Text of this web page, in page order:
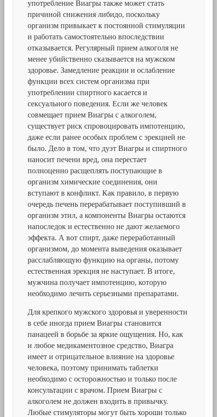
употребление Виагры также может стать
причиной снижения либидо, поскольку
организм привыкает к постоянной стимуляции
и работать самостоятельно впоследствии
отказывается. Регулярный прием алкоголя не
менее убийственно сказывается на мужском
здоровье. Замедление реакции и ослабление
функции всех систем организма при
употреблении спиртного касается и
сексуального поведения. Если же человек
совмещает прием Виагры с алкоголем,
существует риск спровоцировать импотенцию,
даже если ранее особых проблем с эрекцией не
было. Дело в том, что дуэт Виагры и спиртного
наносит печени вред, она перестает
полноценно расщеплять поступающие в
организм химические соединения, они
вступают в конфликт. Как правило, в первую
очередь печень перерабатывает поступивший в
организм этил, а компоненты Виагры остаются
напоследок и естественно не дают желаемого
эффекта. А вот спирт, даже переработанный
организмом, до момента выведения оказывает
расслабляющую функцию на органы, потому
естественная эрекция не наступает. В итоге,
мужчина получает импотенцию, которую
необходимо лечить серьезными препаратами.
Для крепкого мужского здоровья и уверенности
в себе иногда прием Виагры становится
панацеей в борьбе за яркие ощущения. Но, как
и любое медикаментозное средство, Виагра
имеет и отрицательное влияние на здоровье
человека, поэтому принимать таблетки
необходимо с осторожностью и только после
консультации с врачом. Прием Виагры с
алкоголем не должен входить в привычку.
Любые стимуляторы могут быть хороши только